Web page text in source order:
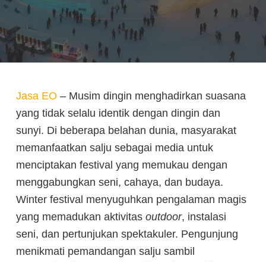
Jasa EO – Musim dingin menghadirkan suasana
yang tidak selalu identik dengan dingin dan
sunyi. Di beberapa belahan dunia, masyarakat
memanfaatkan salju sebagai media untuk
menciptakan festival yang memukau dengan
menggabungkan seni, cahaya, dan budaya.
Winter festival menyuguhkan pengalaman magis
yang memadukan aktivitas outdoor, instalasi
seni, dan pertunjukan spektakuler. Pengunjung
menikmati pemandangan salju sambil